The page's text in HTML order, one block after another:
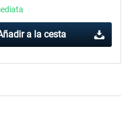
a la cesta